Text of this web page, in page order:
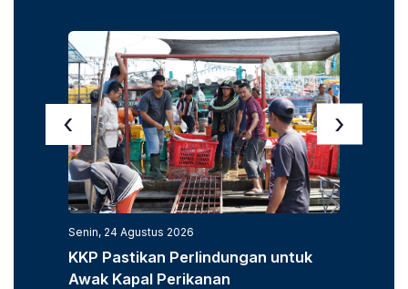
Senin, 24 Agustus 2026
KKP Pastikan Perlindungan untuk
Awak Kapal Perikanan
‹ ›